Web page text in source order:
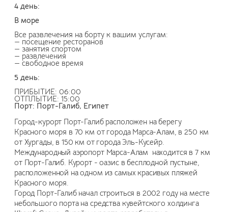
4 день:
В море
Все развлечения на борту к вашим услугам:
— посещение ресторанов
— занятия спортом
— развлечения
— свободное время
5 день:
ПРИБЫТИЕ: 06:00
ОТПЛЫТИЕ: 15:00
Порт: Порт-Галиб, Египет
Город-курорт Порт-Галиб расположен на берегу
Красного моря в 70 км от города Марса-Алам, в 250 км
от Хургады, в 150 км от города Эль-Кусейр.
Международный аэропорт Марса-Алам находится в 7 км
от Порт-Галиб. Курорт - оазис в бесплодной пустыне,
расположенной на одном из самых красивых пляжей
Красного моря.
Город Порт-Галиб начал строиться в 2002 году на месте
небольшого порта на средства кувейтского холдинга